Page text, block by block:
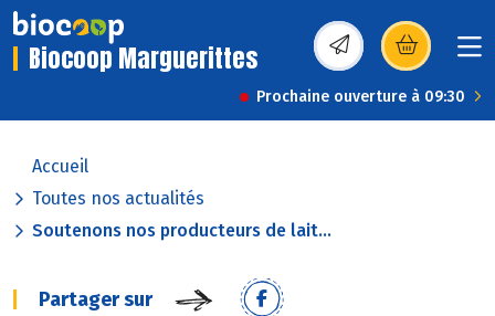
Biocoop Marguerittes (s’ouvre dans une
Prochaine ouverture à 09:30
Accueil
Toutes nos actualités
Soutenons nos producteurs de lait...
Partager sur